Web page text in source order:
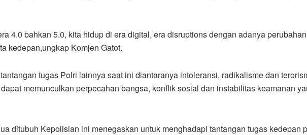
4.0 bahkan 5.0, kita hidup di era digital, era disruptions dengan adanya
kedepan,ungkap Komjen Gatot.
tugas Polri lainnya saat ini diantaranya intoleransi, radikalisme dan
memunculkan perpecahan bangsa, konflik sosial dan instabilitas keamanan
ditubuh Kepolisian ini menegaskan untuk menghadapi tantangan tugas kedepan